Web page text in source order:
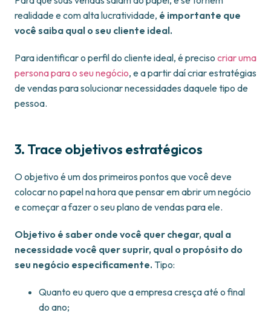
realidade e com alta lucratividade, é importante que
você saiba qual o seu cliente ideal.
Para identificar o perfil do cliente ideal, é preciso criar uma
persona para o seu negócio, e a partir daí criar estratégias
de vendas para solucionar necessidades daquele tipo de
pessoa.
3. Trace objetivos estratégicos
O objetivo é um dos primeiros pontos que você deve
colocar no papel na hora que pensar em abrir um negócio
e começar a fazer o seu plano de vendas para ele.
Objetivo é saber onde você quer chegar, qual a
necessidade você quer suprir, qual o propósito do
seu negócio especificamente. Tipo:
Quanto eu quero que a empresa cresça até o final
do ano;